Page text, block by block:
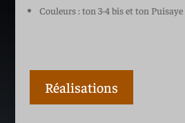
Couleurs : ton 3-4 bis et ton Puisaye
Réalisations